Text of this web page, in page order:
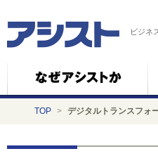
ビジネ
TOP > デジタルトランスフォ